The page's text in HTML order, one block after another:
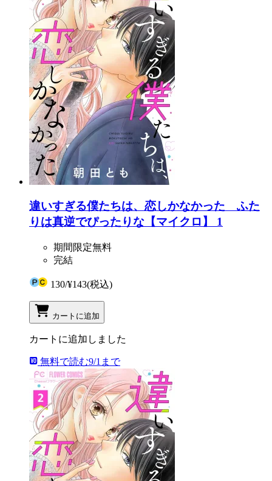
違いすぎる僕たちは、恋しかなかった ふた
りは真逆でぴったりな【マイクロ】 1
期間限定無料
完結
130/¥143(税込)
カートに追加
カートに追加しました
無料で読む9/1まで